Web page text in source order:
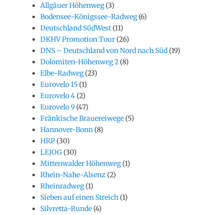
Allgäuer Höhenweg(3)
Bodensee-Königssee-Radweg(6)
Deutschland SüdWest(11)
DKHV Promotion Tour (26)
DNS – Deutschland von Nord nach Süd (19)
Dolomiten-Höhenweg 2 (8)
Elbe-Radweg(23)
Eurovelo 15 (1)
Eurovelo 4 (2)
Eurovelo 9 (47)
Fränkische Brauereiwege (5)
Hannover-Bonn (8)
HRP (30)
LEJOG (30)
Mittenwalder Höhenweg(1)
Rhein-Nahe-Alsenz (2)
Rheinradweg(1)
Sieben auf einen Streich (1)
Silvretta-Runde (4)